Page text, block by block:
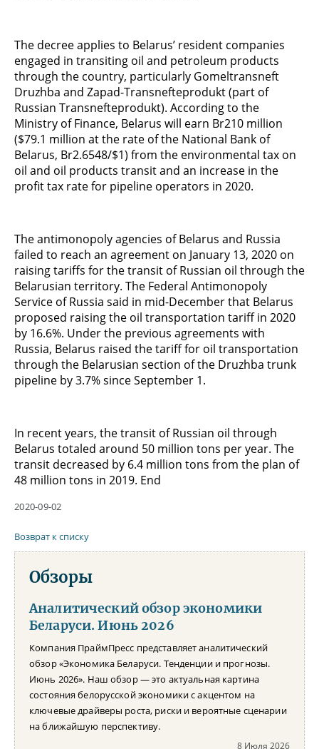
The decree applies to Belarus’ resident companies
engaged in transiting oil and petroleum products
through the country, particularly Gomeltransneft
Druzhba and Zapad-Transnefteprodukt (part of
Russian Transnefteprodukt). According to the
Ministry of Finance, Belarus will earn Br210 million
($79.1 million at the rate of the National Bank of
Belarus, Br2.6548/$1) from the environmental tax on
oil and oil products transit and an increase in the
profit tax rate for pipeline operators in 2020.
The antimonopoly agencies of Belarus and Russia
failed to reach an agreement on January 13, 2020 on
raising tariffs for the transit of Russian oil through the
Belarusian territory. The Federal Antimonopoly
Service of Russia said in mid-December that Belarus
proposed raising the oil transportation tariff in 2020
by 16.6%. Under the previous agreements with
Russia, Belarus raised the tariff for oil transportation
through the Belarusian section of the Druzhba trunk
pipeline by 3.7% since September 1.
In recent years, the transit of Russian oil through
Belarus totaled around 50 million tons per year. The
transit decreased by 6.4 million tons from the plan of
48 million tons in 2019. End
2020-09-02
Возврат к списку
Обзоры
Аналитический обзор экономики
Беларуси. Июнь 2026
Компания ПраймПресс представляет аналитический
обзор «Экономика Беларуси. Тенденции и прогнозы.
Июнь 2026». Наш обзор — это актуальная картина
состояния белорусской экономики с акцентом на
ключевые драйверы роста, риски и вероятные сценарии
на ближайшую перспективу.
8 Июля 2026